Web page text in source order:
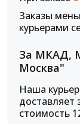
Заказы
курьерами
За МКАД,
Москва"
Наша
доставляет
стоимость